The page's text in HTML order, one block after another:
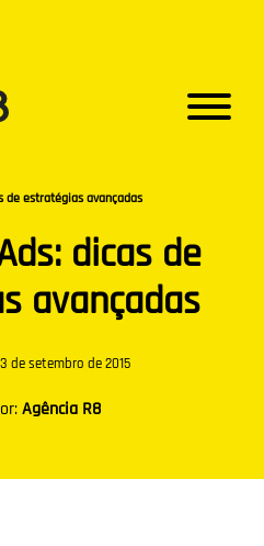
de estratégias avançadas
dicas de
avançadas
3 de setembro de 2015
Agência R8